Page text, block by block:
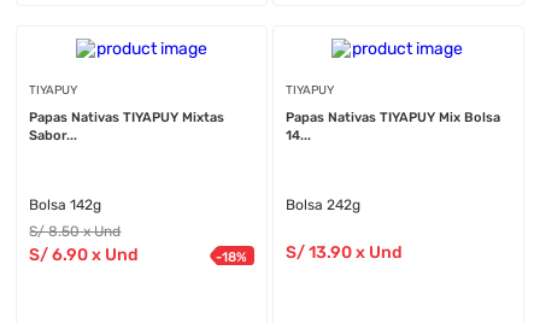
TIYAPUY
Papas Nativas TIYAPUY Mixtas
Sabor...
Bolsa 142g
S/8.50 x Und
S/6.90 x Und -18%
TIYAPUY
Papas Nativas TIYAPUY Mix Bolsa
14...
Bolsa 242g
S/13.90x Und